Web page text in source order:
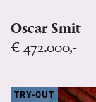
Oscar Smit
€ 472.000,-
TRY-OUT